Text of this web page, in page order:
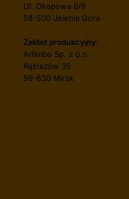
Ul. Okopowa 6/8
58-500 Jelenia Góra
Zakład produkcyjny:
Artimbo Sp. z o.o.
Rębiszów 35
59-630 Mirsk